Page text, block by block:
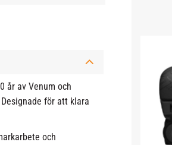
år av Venum och
för att klara
och